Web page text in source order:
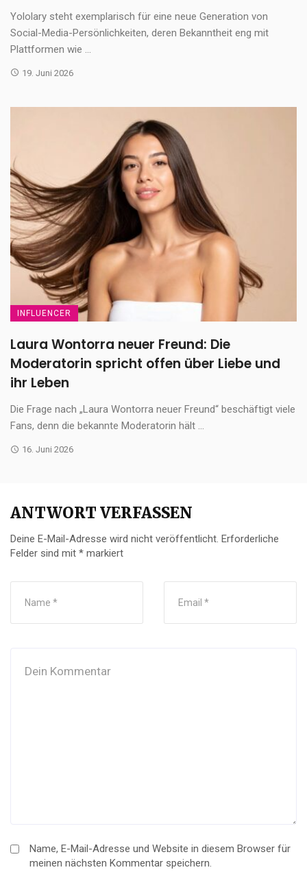
Yololary steht exemplarisch für eine neue Generation von
Social-Media-Persönlichkeiten, deren Bekanntheit eng mit
Plattformen wie ...
19. Juni 2026
INFLUENCER
Laura Wontorra neuer Freund: Die
Moderatorin spricht offen über Liebe und
ihr Leben
Die Frage nach „Laura Wontorra neuer Freund“ beschäftigt viele
Fans, denn die bekannte Moderatorin hält ...
16. Juni 2026
ANTWORT VERFASSEN
Deine E-Mail-Adresse wird nicht veröffentlicht. Erforderliche
Felder sind mit * markiert
Name, E-Mail-Adresse und Website in diesem Browser für
meinen nächsten Kommentar speichern.